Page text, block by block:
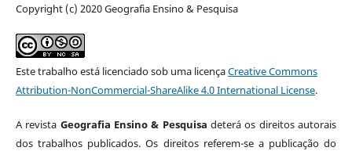
Copyright (c) 2020 Geografia Ensino & Pesquisa
Este trabalho está licenciado sob uma licençaCreative Commons
Attribution-NonCommercial-ShareAlike 4.0 International License.
A revista Geografia Ensino & Pesquisa deterá os direitos autorais
dos trabalhos publicados. Os direitos referem-se a publicação do